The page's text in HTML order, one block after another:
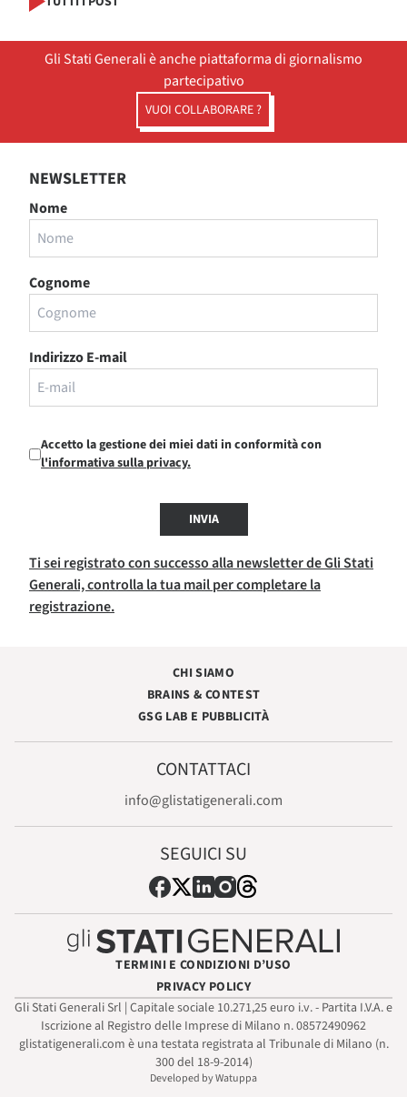
Gli Stati Generali è anche piattaforma di giornalismo
partecipativo
VUOI COLLABORARE ?
NEWSLETTER
Nome
Cognome
Indirizzo E-mail
Accetto la gestione dei miei dati in conformità con
l'informativa sulla privacy.
INVIA
Ti sei registrato con successo alla newsletter de Gli Stati
Generali, controlla la tua mail per completare la
registrazione.
CHI SIAMO
BRAINS & CONTEST
GSG LAB E PUBBLICITÀ
CONTATTACI
info@glistatigenerali.com
SEGUICI SU
TERMINI E CONDIZIONI D’USO
PRIVACY POLICY
Gli Stati Generali Srl | Capitale sociale 10.271,25 euro i.v. - Partita I.V.A. e
Iscrizione al Registro delle Imprese di Milano n. 08572490962
glistatigenerali.com è una testata registrata al Tribunale di Milano (n.
300 del 18-9-2014)
Developed by Watuppa